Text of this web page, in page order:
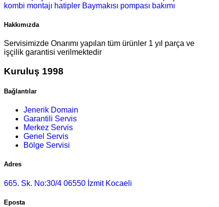
kombi montajı hatipler Baymakısı pompası bakımı
Hakkımızda
Servisimizde Onarımı yapılan tüm ürünler 1 yıl parça ve
işçilik garantisi verilmektedir
Kuruluş 1998
Bağlantılar
Jenerik Domain
Garantili Servis
Merkez Servis
Genel Servis
Bölge Servisi
Adres
665. Sk. No:30/4 06550 İzmit Kocaeli
Eposta